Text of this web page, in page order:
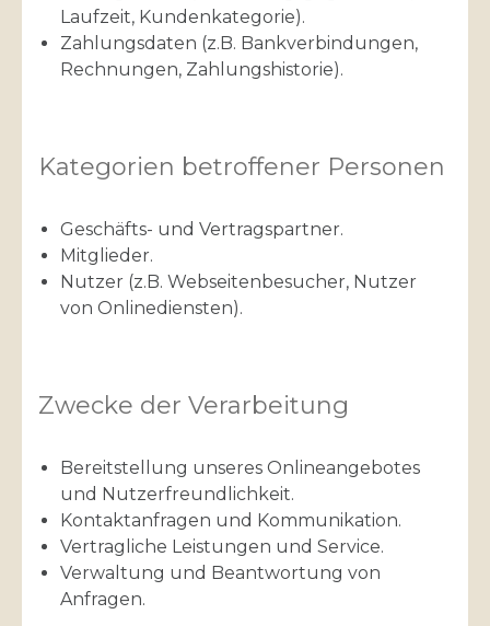
Laufzeit, Kundenkategorie).
Zahlungsdaten (z.B. Bankverbindungen,
Rechnungen, Zahlungshistorie).
Kategorien betroffener Personen
Geschäfts- und Vertragspartner.
Mitglieder.
Nutzer (z.B. Webseitenbesucher, Nutzer
von Onlinediensten).
Zwecke der Verarbeitung
Bereitstellung unseres Onlineangebotes
und Nutzerfreundlichkeit.
Kontaktanfragen und Kommunikation.
Vertragliche Leistungen und Service.
Verwaltung und Beantwortung von
Anfragen.